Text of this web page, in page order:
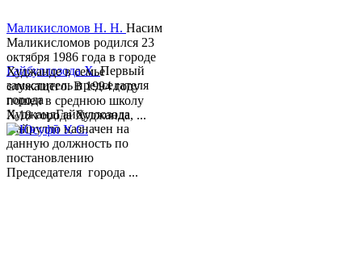
Гайбуллозода Х.Первый
заместитель председателя
города
ХуджандГайбуллозода
Хайрулло назначен на
данную должность по
постановлению
Председателя города ...
Маликисломов Н. Н. Насим
Маликисломов родился 23
октября 1986 года в городе
Худжанде в семье
служащего. В 1994 году
пошел в среднюю школу
№18 города Худжанда, ...